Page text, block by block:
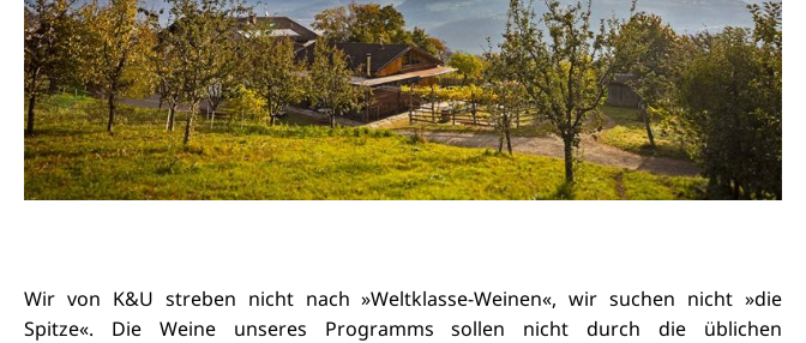
Wir von K&U streben nicht nach »Weltklasse-Weinen«, wir suchen nicht »die
Spitze«. Die Weine unseres Programms sollen nicht durch die üblichen